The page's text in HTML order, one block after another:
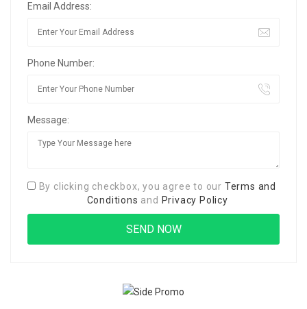
Email Address:
Phone Number:
Message:
By clicking checkbox, you agree to our Terms and
Conditions and Privacy Policy